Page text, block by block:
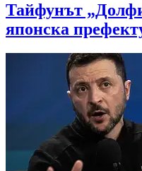
Тайфунът
японска